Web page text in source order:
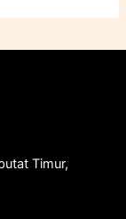
Timur,